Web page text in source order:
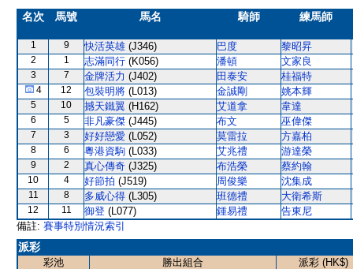
名次 馬號 馬名 騎師 練馬師
1 9 快活英雄 (J346) 巴度 黎昭昇
2 1 志滿同行 (K056) 潘頓 文家良
3 7 金牌活力 (J402) 田泰安 桂福特
4 12 包裝明將 (L013) 金誠剛 姚本輝
5 10 撼天鐵翼 (H162) 艾道拿 韋達
6 5 非凡豪傑 (J445) 布文 巫偉傑
7 3 好好戀愛 (L052) 莫雷拉 方嘉柏
8 6 粵港資駒 (L033) 艾兆禮 游達榮
9 2 真心傳奇 (J325) 布浩榮 蔡約翰
10 4 好節拍 (J519) 周俊樂 沈集成
11 8 多威心得 (L305) 班德禮 大衛希斯
12 11 御登 (L077) 鍾易禮
告東尼
備註: 賽事特別情況索引
派彩
彩池 勝出組合
派彩 (HK$)